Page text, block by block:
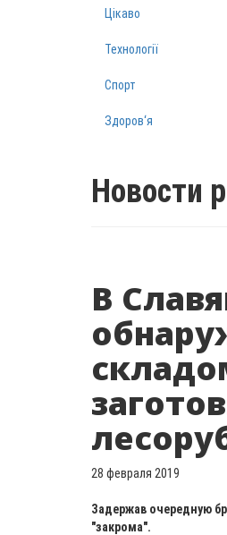
Цікаво
Технології
Спорт
Здоров‘я
Новости
В
28 февраля 2019
Задержав очередную
"закрома".